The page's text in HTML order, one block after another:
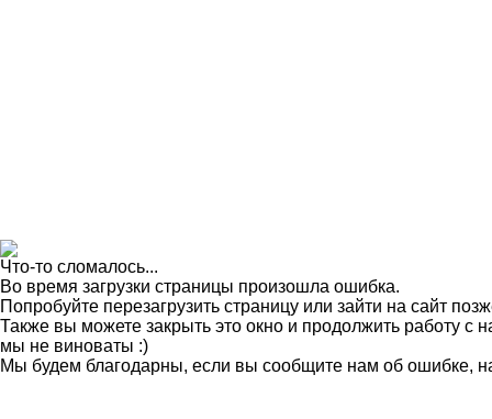
Что-то сломалось...
Во время загрузки страницы произошла ошибка.
Попробуйте перезагрузить страницу или зайти на сайт
Также вы можете закрыть это окно и продолжить работу с
мы не виноваты :)
Мы будем благодарны, если вы сообщите нам об ошибке,